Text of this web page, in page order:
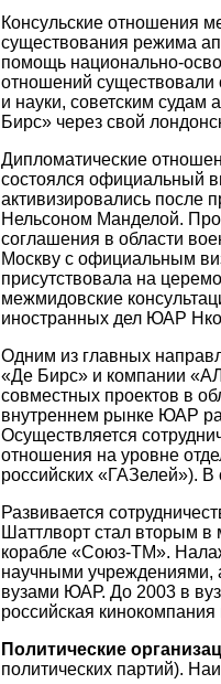
Консульские отношения
существования режима
помощь национально-
отношений существовали
и науки, советским судам
Бирс» через свой
Дипломатические
состоялся официальный
активизировались после
Нельсоном Манделой.
соглашения в области
Москву с официальным
присутствовала на
межмидовские
иностранных дел ЮАР
Одним из главных
«Де Бирс» и компании
совместных проектов в
внутреннем рынке ЮАР
Осуществляется
отношения на уровне
российских «ГАЗелей»).
Развивается
Шаттлворт стал вторым
корабле «Союз-ТМ».
научными учреждениями,
вузами ЮАР. До 2003 в
российская
Политические
политических партий).